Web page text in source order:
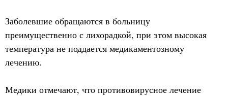
Заболевшие обращаются в больницу
преимущественно с лихорадкой, при этом высокая
температура не поддается медикаментозному
лечению.
Медики отмечают, что противовирусное лечение